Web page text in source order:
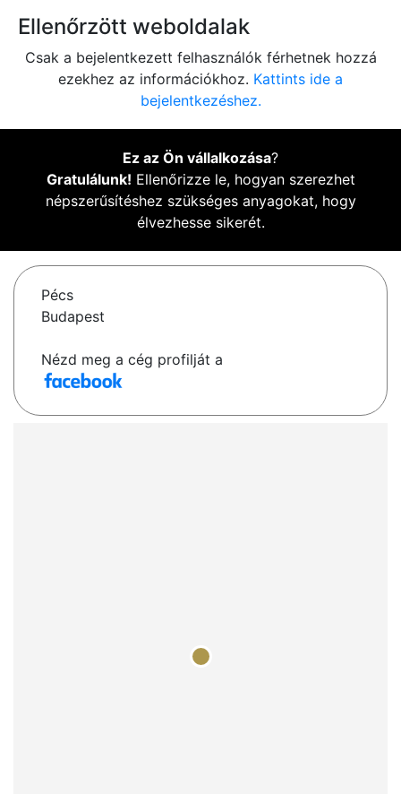
Ellenőrzött weboldalak
Csak a bejelentkezett felhasználók férhetnek hozzá
ezekhez az információkhoz. Kattints ide a
bejelentkezéshez.
Ez az Ön vállalkozása?
Gratulálunk! Ellenőrizze le, hogyan szerezhet
népszerűsítéshez szükséges anyagokat, hogy
élvezhesse sikerét.
Pécs
Budapest
Nézd meg a cég profilját a